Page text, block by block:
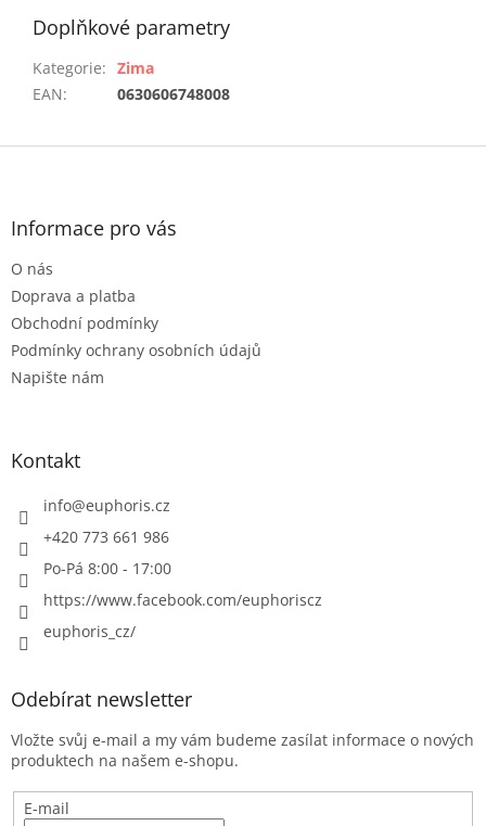
Doplňkové parametry
Kategorie: Zima
EAN: 0630606748008
Z
Informace pro vás
O nás
Doprava a platba
Obchodní podmínky
Podmínky ochrany osobních údajů
Napište nám
Kontakt
info@euphoris.cz
+420 773 661 986
Po-Pá 8:00 - 17:00
https://www.facebook.com/euphoriscz
euphoris_cz/
Odebírat newsletter
Vložte svůj e-mail a my vám budeme zasílat informace o nových
produktech na našem e-shopu.
E-mail